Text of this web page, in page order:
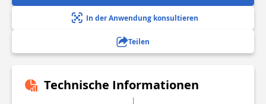
In der Anwendung konsultieren
Teilen
Technische Informationen